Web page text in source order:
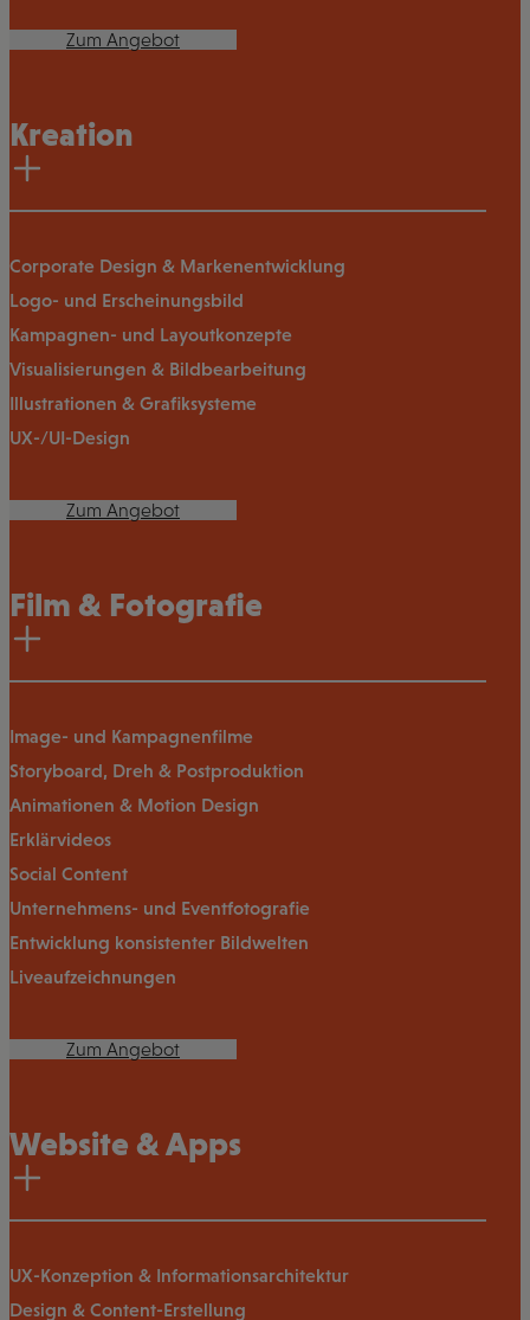
Zum Angebot
Kreation
Corporate Design & Markenentwicklung
Logo- und Erscheinungsbild
Kampagnen- und Layoutkonzepte
Visualisierungen & Bildbearbeitung
Illustrationen & Grafiksysteme
UX-/UI-Design
Zum Angebot
Film & Fotografie
Image- und Kampagnenfilme
Storyboard, Dreh & Postproduktion
Animationen & Motion Design
Erklärvideos
Social Content
Unternehmens- und Eventfotografie
Entwicklung konsistenter Bildwelten
Liveaufzeichnungen
Zum Angebot
Website & Apps
UX-Konzeption & Informationsarchitektur
Design & Content-Erstellung